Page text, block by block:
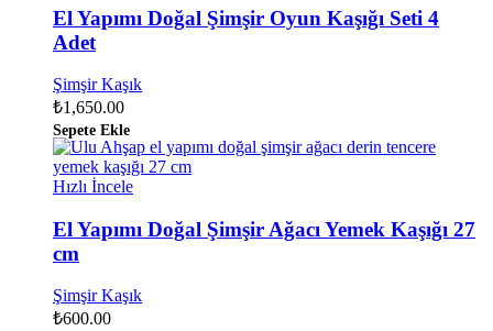
El Yapımı Doğal Şimşir Oyun Kaşığı Seti 4
Adet
Şimşir Kaşık
₺1,650.00
Sepete Ekle
Hızlı İncele
El Yapımı Doğal Şimşir Ağacı Yemek Kaşığı 27
cm
Şimşir Kaşık
₺600.00